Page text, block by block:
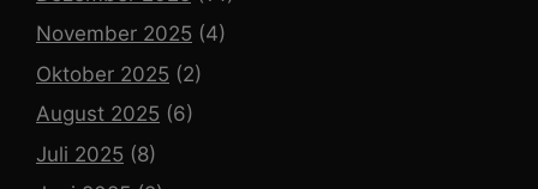
November 2025 (4)
Oktober 2025 (2)
August 2025 (6)
Juli 2025 (8)